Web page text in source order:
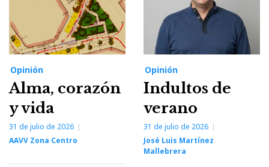
Opinión
Alma, corazón
y vida
31 de julio de 2026
AAVV Zona Centro
Opinión
Indultos de
verano
31 de julio de 2026
José Luis Martínez
Mallebrera